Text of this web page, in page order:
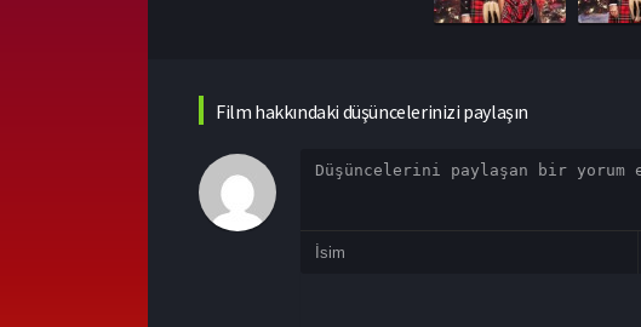
Film hakkındaki düşüncelerinizi paylaşın